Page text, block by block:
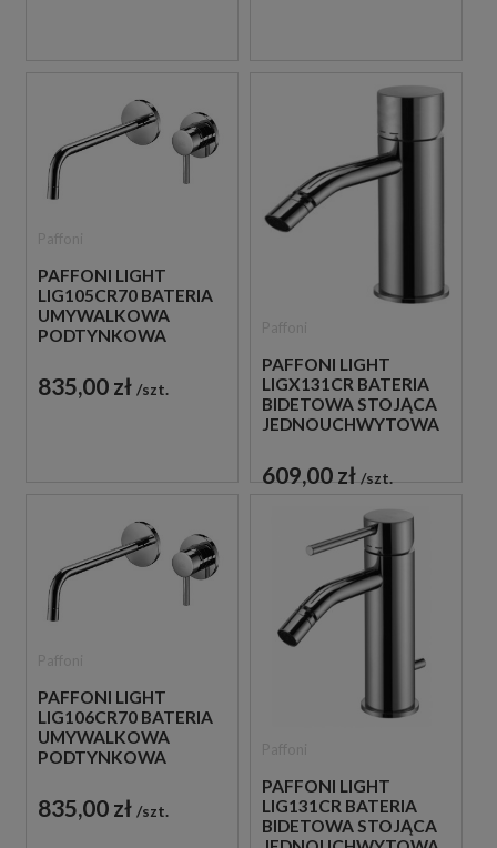
PAFFONI LIGHT
LIG105CR70 BATERIA
UMYWALKOWA
PODTYNKOWA
CHROM
835,00 zł szt.
PAFFONI LIGHT
LIGX131CR BATERIA
BIDETOWA STOJĄCA
JEDNOUCHWYTOWA
609,00 zł szt.
PAFFONI LIGHT
LIG106CR70 BATERIA
UMYWALKOWA
PODTYNKOWA
CHROM
835,00 zł szt.
PAFFONI LIGHT
LIG131CR BATERIA
BIDETOWA STOJĄCA